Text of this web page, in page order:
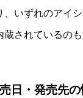
いずれのアイ
蔵されているの
日・発売先